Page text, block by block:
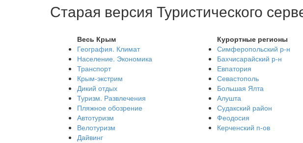
Старая версия Туристического
Весь Крым
География. Климат
Население. Экономика
Транспорт
Крым-экстрим
Дикий отдых
Туризм. Развлечения
Пляжное обозрение
Автотуризм
Велотуризм
Дайвинг
Курортные регионы
Симферопольский р-н
Бахчисарайский р-н
Евпатория
Севастополь
Большая Ялта
Алушта
Судакский район
Феодосия
Керченский п-ов